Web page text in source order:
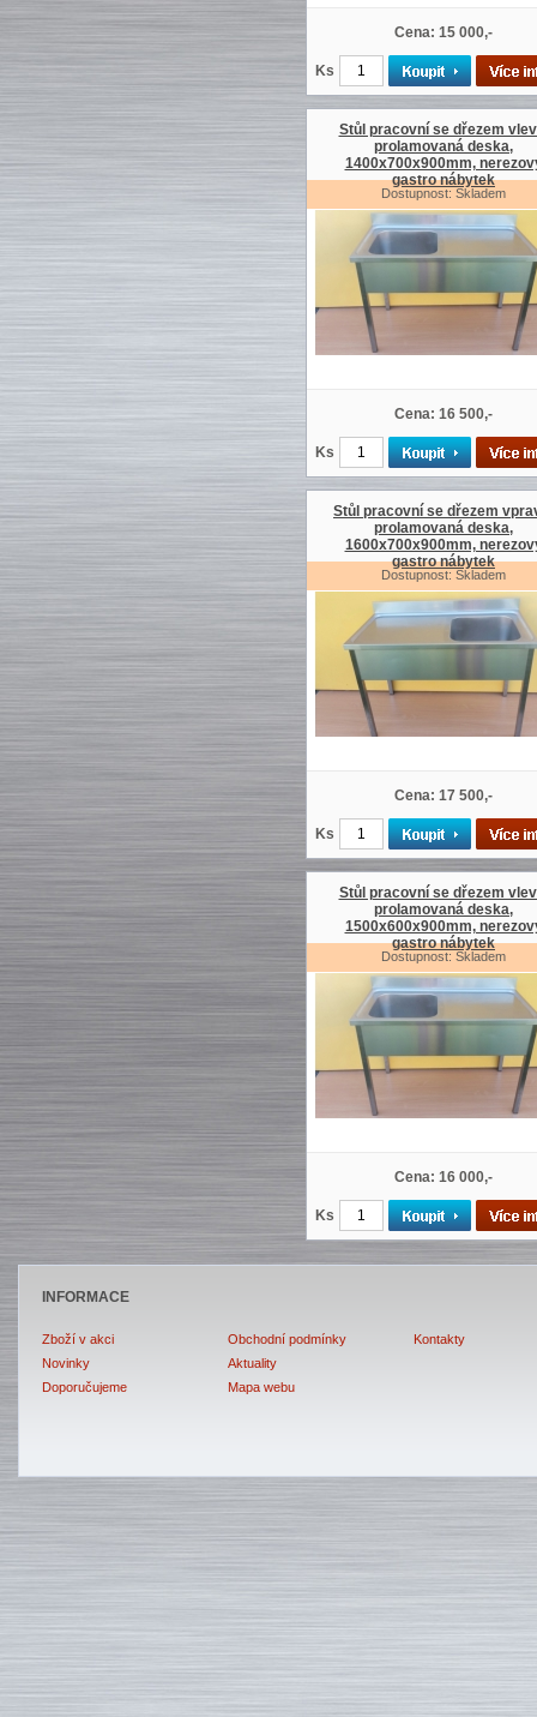
Cena: 15 000,-
Ks
Stůl pracovní se dřezem
prolamovaná deska,
1400x700x900mm,
gastro nábytek
Dostupnost: Skladem
Cena: 16 500,-
Ks
Stůl pracovní se dřezem
prolamovaná deska,
1600x700x900mm,
gastro nábytek
Dostupnost: Skladem
Cena: 17 500,-
Ks
Stůl pracovní se dřezem
prolamovaná deska,
1500x600x900mm,
gastro nábytek
Dostupnost: Skladem
Cena: 16 000,-
Ks
INFORMACE
Zboží v akci
Novinky
Doporučujeme
Obchodní podmínky
Aktuality
Mapa webu
Kontakty